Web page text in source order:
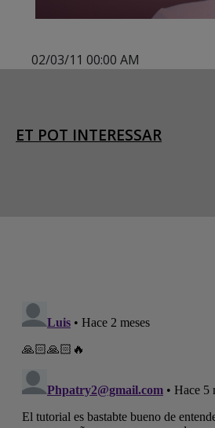
02/03/11 00:00 AM
ET POT INTERESSAR